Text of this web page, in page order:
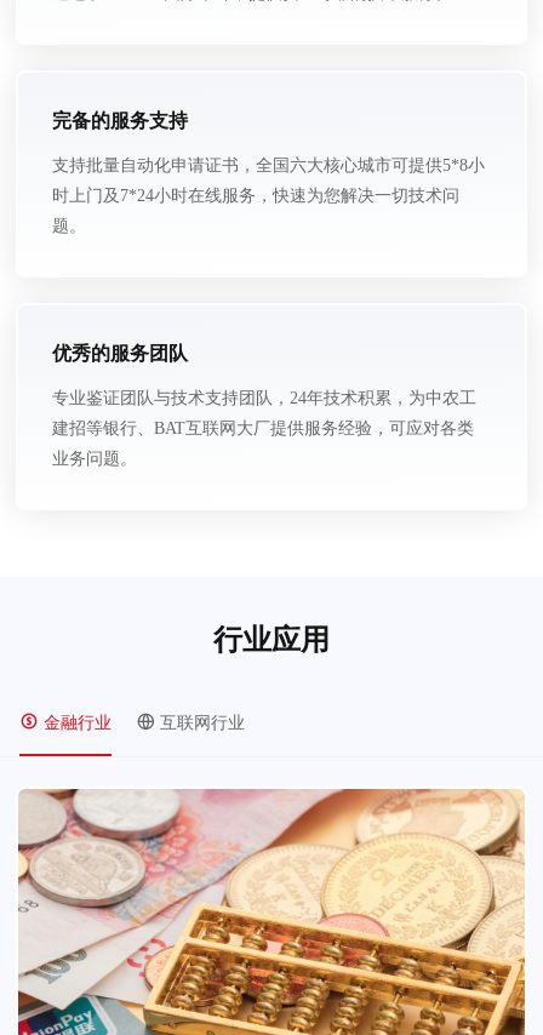
完备的服务支持
支持批量自动化申请证书，全国六大核心城市可提供5*8小
时上门及7*24小时在线服务，快速为您解决一切技术问
题。
优秀的服务团队
专业鉴证团队与技术支持团队，24年技术积累，为中农工
建招等银行、BAT互联网大厂提供服务经验，可应对各类
业务问题。
行业应用
金融行业 互联网行业